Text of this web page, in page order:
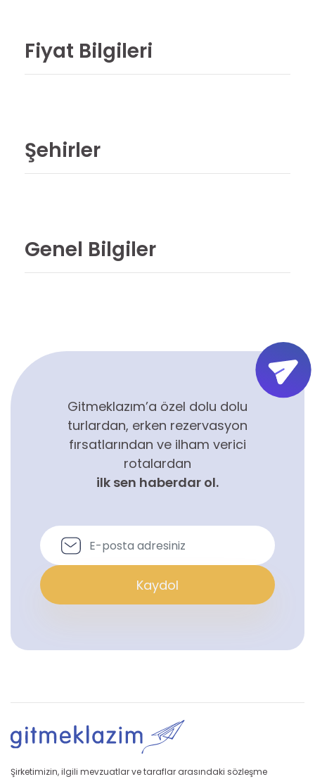
Fiyat Bilgileri
Şehirler
Genel Bilgiler
Gitmeklazım’a özel dolu dolu
turlardan, erken rezervasyon
fırsatlarından ve ilham verici
rotalardan
ilk sen haberdar ol.
Kaydol
Şirketimizin, ilgili mevzuatlar ve taraflar arasındaki sözleşme